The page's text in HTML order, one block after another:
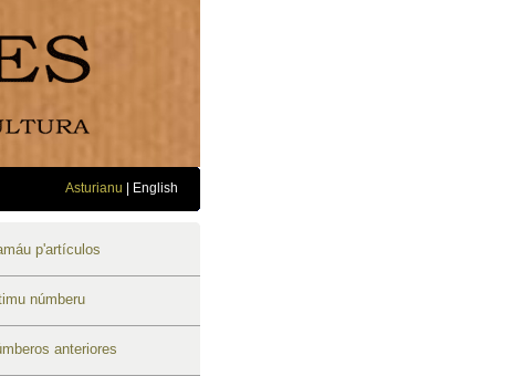
Asturianu English
p'artículos
númberu
anteriores